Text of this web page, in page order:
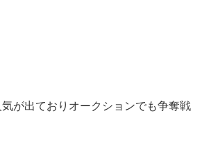
が出ておりオークションでも争奪戦